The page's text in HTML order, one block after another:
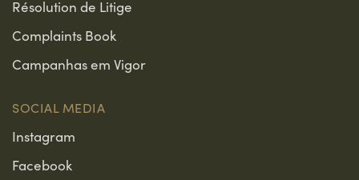
Résolution de Litige
Complaints Book
Campanhas em Vigor
SOCIAL MEDIA
Instagram
Facebook